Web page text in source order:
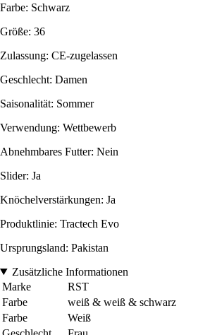
Farbe: Schwarz
Größe: 36
Zulassung: CE-zugelassen
Geschlecht: Damen
Saisonalität: Sommer
Verwendung: Wettbewerb
Abnehmbares Futter: Nein
Slider: Ja
Knöchelverstärkungen: Ja
Produktlinie: Tractech Evo
Ursprungsland: Pakistan
Zusätzliche Informationen
Marke
RST
Farbe
weiß & weiß & schwarz
Farbe
Weiß